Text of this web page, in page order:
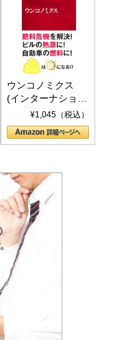
ウンコノミクス
(インターナショナ
ル新書)¥1,045（税込）